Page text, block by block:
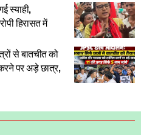
स्याही,
हिरासत में
से बातचीत को
पर अड़े छात्र,